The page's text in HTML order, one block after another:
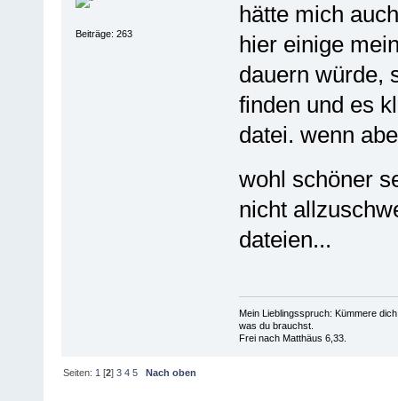
Beiträge: 263
hätte mich
hier einige
dauern würde,
finden und es
datei. wenn
wohl schöner
nicht
dateien...
Mein Lieblingsspruch: Kümmere
was du brauchst.
Frei nach Matthäus 6,33.
Seiten: 1 [2]3 4 5 Nach oben